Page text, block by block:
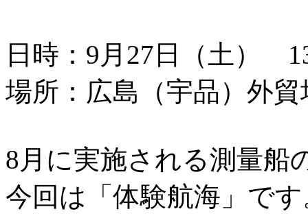
日時：9月27日（土）
場所：広島（宇品）外
8月に実施される測量船
今回は「体験航海」で